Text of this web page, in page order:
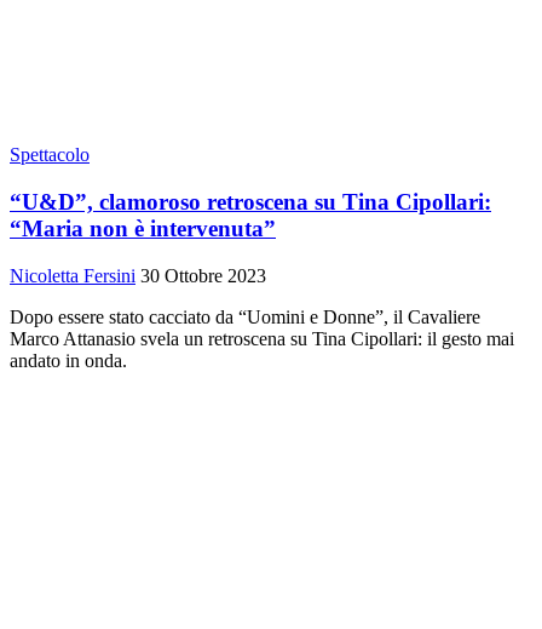
Spettacolo
“U&D”, clamoroso retroscena su Tina Cipollari:
“Maria non è intervenuta”
Nicoletta Fersini 30 Ottobre 2023
Dopo essere stato cacciato da “Uomini e Donne”, il Cavaliere
Marco Attanasio svela un retroscena su Tina Cipollari: il gesto mai
andato in onda.